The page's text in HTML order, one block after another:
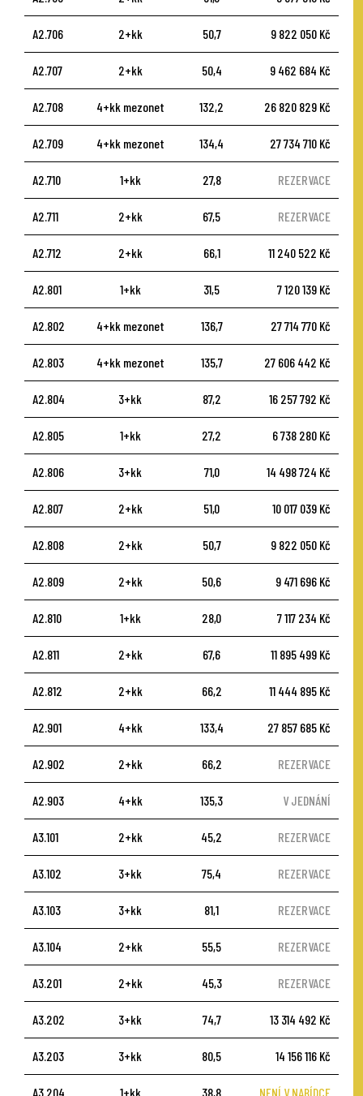
A2.706 2+kk 50,7 9 822 050 Kč
A2.707 2+kk 50,4 9 462 684 Kč
A2.708 4+kk mezonet 132,2 26 820 829 Kč
A2.709 4+kk mezonet 134,4 27 734 710 Kč
A2.710 1+kk 27,8 REZERVACE
A2.711 2+kk 67,5 REZERVACE
A2.712 2+kk 66,1 11 240 522 Kč
A2.801 1+kk 31,5 7 120 139 Kč
A2.802 4+kk mezonet 136,7 27 714 770 Kč
A2.803 4+kk mezonet 135,7 27 606 442 Kč
A2.804 3+kk 87,2 16 257 792 Kč
A2.805 1+kk 27,2 6 738 280 Kč
A2.806 3+kk 71,0 14 498 724 Kč
A2.807 2+kk 51,0 10 017 039 Kč
A2.808 2+kk 50,7 9 822 050 Kč
A2.809 2+kk 50,6 9 471 696 Kč
A2.810 1+kk 28,0 7 117 234 Kč
A2.811 2+kk 67,6 11 895 499 Kč
A2.812 2+kk 66,2 11 444 895 Kč
A2.901 4+kk 133,4 27 857 685 Kč
A2.902 2+kk 66,2 REZERVACE
A2.903 4+kk 135,3 V JEDNÁNÍ
A3.101 2+kk 45,2 REZERVACE
A3.102 3+kk 75,4 REZERVACE
A3.103 3+kk 81,1 REZERVACE
A3.104 2+kk 55,5 REZERVACE
A3.201 2+kk 45,3 REZERVACE
A3.202 3+kk 74,7 13 314 492 Kč
A3.203 3+kk 80,5 14 156 116 Kč
A3.204 1+kk 38,8 NENÍ V NABÍDCE